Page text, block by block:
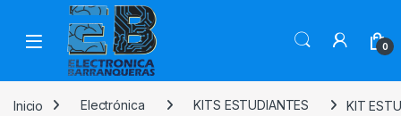
0
Inicio Electrónica KITS ESTUDIANTES KIT